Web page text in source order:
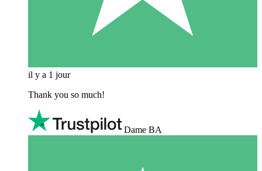
il y a 1 jour
Thank you so much!
Dame BA